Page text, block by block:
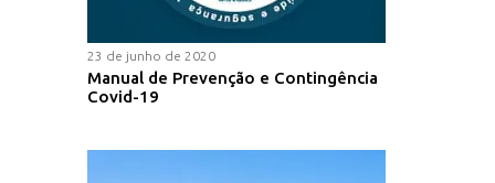
23 de junho de 2020
Manual de Prevenção e Contingência
Covid-19